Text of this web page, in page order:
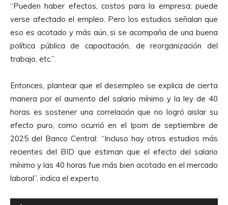
o
r
d
e
A
d
i
o
“Pueden haber efectos, costos para la empresa; puede
verse afectado el empleo. Pero los estudios señalan que
eso es acotado y más aún, si se acompaña de una buena
política pública de capacitación, de reorganización del
trabajo, etc.”.
Entonces, plantear que el desempleo se explica de cierta
manera por el aumento del salario mínimo y la ley de 40
horas es sostener una correlación que no logró aislar su
efecto puro, como ocurrió en el Ipom de septiembre de
2025 del Banco Central: “Incluso hay otros estudios más
recientes del BID que estiman que el efecto del salario
mínimo y las 40 horas fue más bien acotado en el mercado
laboral”, indica el experto.